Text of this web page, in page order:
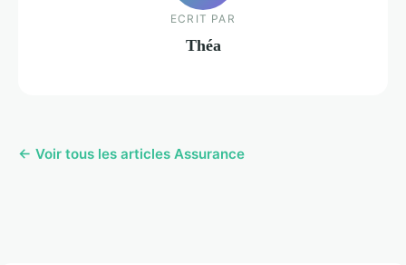
ECRIT PAR
Théa
← Voir tous les articles Assurance